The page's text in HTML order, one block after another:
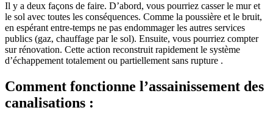
Il y a deux façons de faire. D’abord, vous pourriez casser le mur et
le sol avec toutes les conséquences. Comme la poussière et le bruit,
en espérant entre-temps ne pas endommager les autres services
publics (gaz, chauffage par le sol). Ensuite, vous pourriez compter
sur rénovation. Cette action reconstruit rapidement le système
d’échappement totalement ou partiellement sans rupture .
Comment fonctionne l’assainissement des
canalisations :